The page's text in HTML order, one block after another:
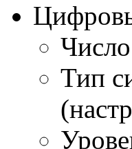
Тип